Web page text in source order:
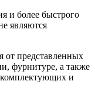
и более быстрого
являются
от представленных
фурнитуре, а также
и